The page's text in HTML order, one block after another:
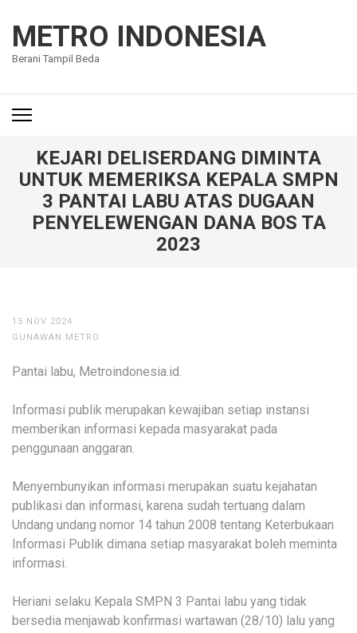
konten
(Tekan
METRO INDONESIA
Berani Tampil Beda
KEJARI DELISERDANG DIMINTA
UNTUK MEMERIKSA KEPALA SMPN
3 PANTAI LABU ATAS DUGAAN
PENYELEWENGAN DANA BOS TA
2023
15 NOV 2024
GUNAWAN METRO
Pantai labu, Metroindonesia.id.
Informasi publik merupakan kewajiban setiap instansi
memberikan informasi kepada masyarakat pada
penggunaan anggaran.
Menyembunyikan informasi merupakan suatu kejahatan
publikasi dan informasi, karena sudah tertuang dalam
Undang undang nomor 14 tahun 2008 tentang Keterbukaan
Informasi Publik dimana setiap masyarakat boleh meminta
informasi.
Heriani selaku Kepala SMPN 3 Pantai labu yang tidak
bersedia menjawab konfirmasi wartawan (28/10) lalu yang